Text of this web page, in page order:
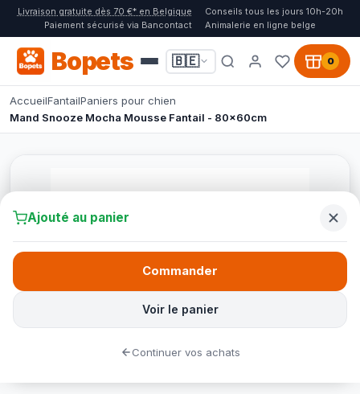
Livraison gratuite dès 70 €* en Belgique
Conseils tous les jours 10h-20h
Paiement sécurisé via Bancontact
Animalerie en ligne belge
Bopets 🇧🇪 0
AccueilFantailPaniers pour chien
Mand Snooze Mocha Mousse Fantail - 80x60cm
Ajouté au panier
Voir le panier
Commander
Continuer vos achats